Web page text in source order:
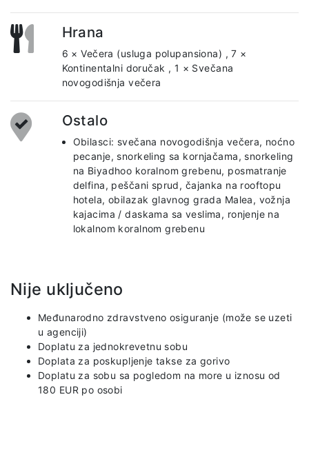
Hrana
6 × Večera (usluga polupansiona) ,7 ×
Kontinentalni doručak , 1 × Svečana
novogodišnja večera
Ostalo
Obilasci: svečana novogodišnja večera, noćno
pecanje, snorkeling sa kornjačama, snorkeling
na Biyadhoo koralnom grebenu, posmatranje
delfina, peščani sprud, čajanka na rooftopu
hotela, obilazak glavnog grada Malea, vožnja
kajacima / daskama sa veslima, ronjenje na
lokalnom koralnom grebenu
Nije uključeno
Međunarodno zdravstveno osiguranje (može se uzeti
u agenciji)
Doplatu za jednokrevetnu sobu
Doplata za poskupljenje takse za gorivo
Doplatu za sobu sa pogledom na more u iznosu od
180 EUR po osobi